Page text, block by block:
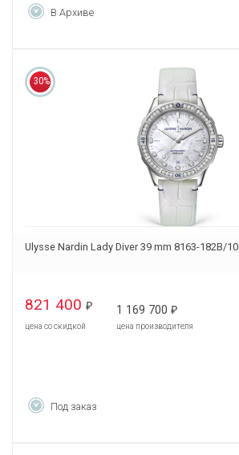
В Архиве
30%
Ulysse Nardin Lady Diver 39 mm 8163-182B/10
821 400 ₽
цена со скидкой
1 169 700 ₽
цена производителя
Под заказ